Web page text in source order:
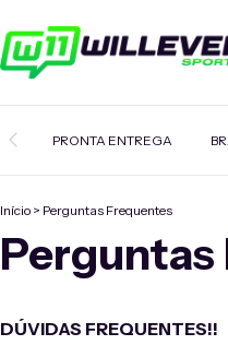
PRONTA ENTREGA
Início > Perguntas Frequentes
DÚVIDAS FREQUENTES!!